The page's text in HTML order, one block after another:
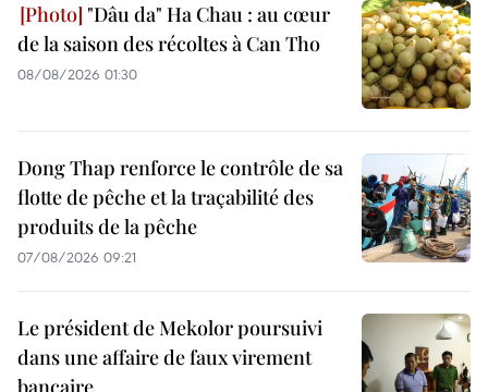
"Dâu da" Ha Chau : au cœur
de la saison des récoltes à Can Tho
08/08/2026 01:30
Dong Thap renforce le contrôle de sa
flotte de pêche et la traçabilité des
produits de la pêche
07/08/2026 09:21
Le président de Mekolor poursuivi
dans une affaire de faux virement
bancaire